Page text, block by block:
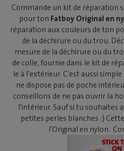
Commande un kit de réparation
pour ton Fatboy Original en
réparation aux couleurs de ton
de la déchirure ou du trou.
mesure de la déchirure ou du
de colle, fournie dans le kit de
le à l'extérieur. C'est aussi
ne dispose pas de poche
conseillons de ne pas ouvrir la
l'intérieur. Sauf si tu souhaites
petites perles blanches :)
l'Original en nylon.